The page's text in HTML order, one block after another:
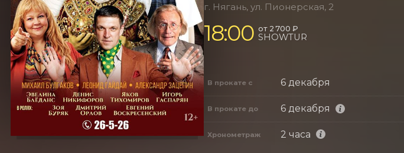
г. Нягань, ул. Пионерская, 2
18:00 от 2 700 ₽
SHOWTUR
В прокате с 6 декабря
В прокате до 6 декабря
Хронометраж 2 часа